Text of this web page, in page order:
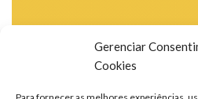
Gerenciar
Cookies